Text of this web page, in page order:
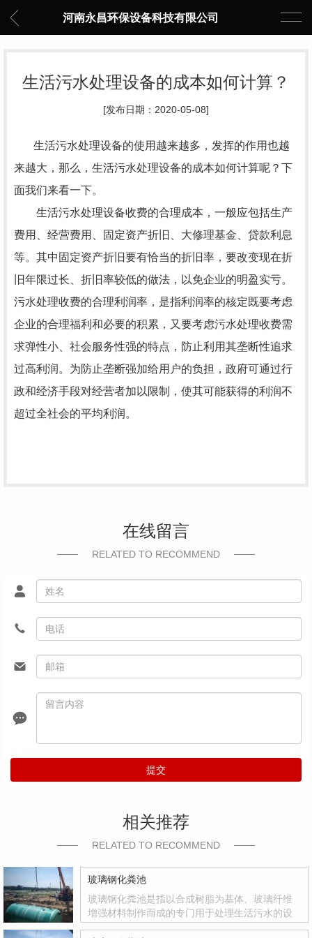
河南永昌环保设备科技有限公司
生活污水处理设备的成本如何计算？
[发布日期：2020-05-08]
生活污水处理设备的使用越来越多，发挥的作用也越
来越大，那么，生活污水处理设备的成本如何计算呢？下
面我们来看一下。
生活污水处理设备收费的合理成本，一般应包括生产
费用、经营费用、固定资产折旧、大修理基金、贷款利息
等。其中固定资产折旧要有恰当的折旧率，要改变现在折
旧年限过长、折旧率较低的做法，以免企业的明盈实亏。
污水处理收费的合理利润率，是指利润率的核定既要考虑
企业的合理福利和必要的积累，又要考虑污水处理收费需
求弹性小、社会服务性强的特点，防止利用其垄断性追求
过高利润。为防止垄断强加给用户的负担，政府可通过行
政和经济手段对经营者加以限制，使其可能获得的利润不
超过全社会的平均利润。
在线留言
RELATED TO RECOMMEND
提交
相关推荐
RELATED TO RECOMMEND
玻璃钢化粪池
玻璃钢化粪池是指以合成树脂为基体、玻璃纤维
增强材料制作而成的专门用于处理生活污水的设